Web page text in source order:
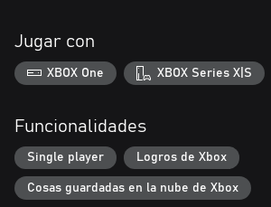
Jugar con
XBOX One XBOX Series X|S
Funcionalidades
Single player Logros de Xbox
Cosas guardadas en la nube de Xbox